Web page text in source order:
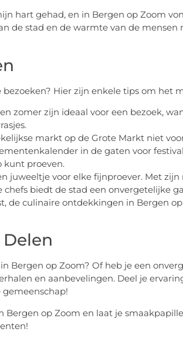
hart gehad, en in Bergen op Zoom
de stad en de warmte van de
Hier zijn enkele tips om het
zomer zijn ideaal voor een bezoek,
markt op de Grote Markt niet
in de gaten voor
kunt proeven.
juweeltje voor elke fijnproever. Met
biedt de stad een onvergetelijke
de culinaire ontdekkingen in Bergen
Bergen op Zoom? Of heb je een
en aanbevelingen. Deel je
Bergen op Zoom en laat je